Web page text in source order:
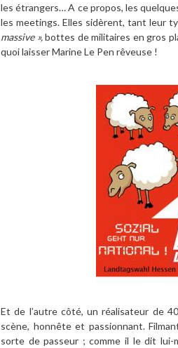
les étrangers… A ce propos, les
les meetings. Elles sidèrent, tant leur
massive »,bottes de militaires en gros
quoi laisser Marine Le Pen rêveuse !
Et de l’autre côté, un réalisateur de
scène, honnête et passionnant.
sorte de passeur ; comme il le dit lui-